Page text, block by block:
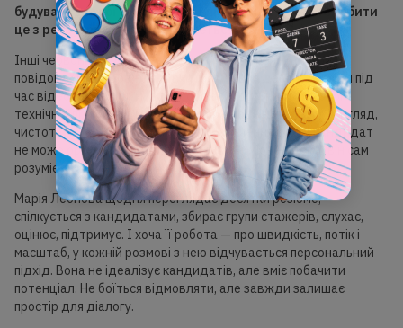
будувати діалог із клієнтом. І якщо ти не можеш зробити
це з рекрутером — це не станеться потім».
Інші червоні прапорці — мовчання після прочитаного
повідомлення, небажання вчитися, повна дезорганізація під
час відеоанкети (шум, діти, собаки, відсутність базової
технічної підготовки). GoITeens працює з клієнтами, і вигляд,
чистота звуку, охайність — мають значення. Якщо кандидат
не може організувати для себе робоче місце вдома, він сам
розуміє, що «це не воно».
Марія Леонова щодня переглядає десятки резюме,
спілкується з кандидатами, збирає групи стажерів, слухає,
оцінює, підтримує. І хоча її робота — про швидкість, потік і
масштаб, у кожній розмові з нею відчувається персональний
підхід. Вона не ідеалізує кандидатів, але вміє побачити
потенціал. Не боїться відмовляти, але завжди залишає
простір для діалогу.